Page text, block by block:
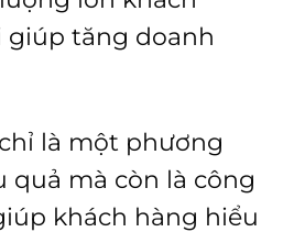
giúp tăng doanh
là một phương
mà còn là công
khách hàng hiểu